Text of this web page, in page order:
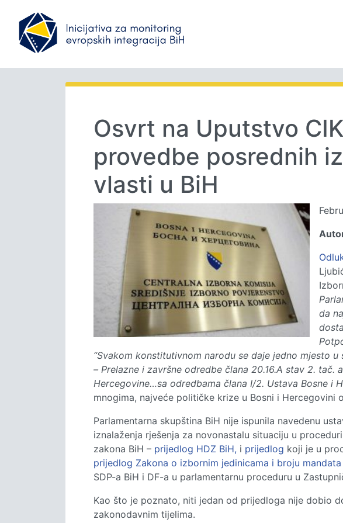
Osvrt na Uputstvo
provedbe posrednih
vlasti u BiH
da
“Svakom konstitutivnom narodu se daje jedno mjesto
– Prelazne i završne odredbe člana 20.16.A stav 2. tač.
Hercegovine…sa odredbama člana I/2. Ustava Bosne i
mnogima, najveće političke krize u Bosni i Hercegovini
Parlamentarna skupština BiH nije ispunila navedenu
iznalaženja rješenja za novonastalu situaciju u
zakona BiH – prijedlog HDZ BiH, i prijedlog koji je u
prijedlog Zakona o izbornim jedinicama i broju mandata
SDP-a BiH i DF-a u parlamentarnu proceduru u
Kao što je poznato, niti jedan od prijedloga nije dobio
zakonodavnim tijelima.